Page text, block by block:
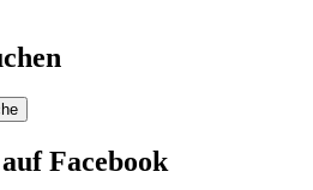
Facebook